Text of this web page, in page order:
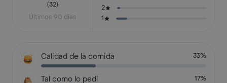
(32)
Últimos 90 días
2
1
Calidad de la comida 33%
Tal como lo pedí 17%